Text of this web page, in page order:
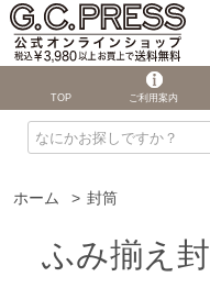
ホーム > 封筒
ふみ揃え
TOP ご利用案内